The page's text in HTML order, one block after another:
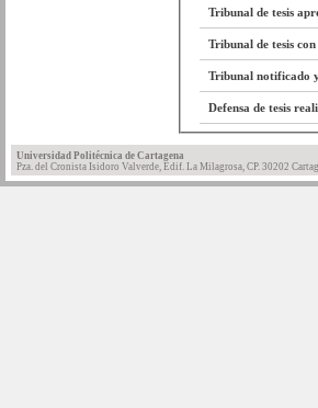
Tribunal de tesis
Tribunal de tesis
Tribunal notificado
Defensa de tesis
Universidad Politécnica de Cartagena
Pza. del Cronista Isidoro Valverde, Edif. La Milagrosa, CP. 30202